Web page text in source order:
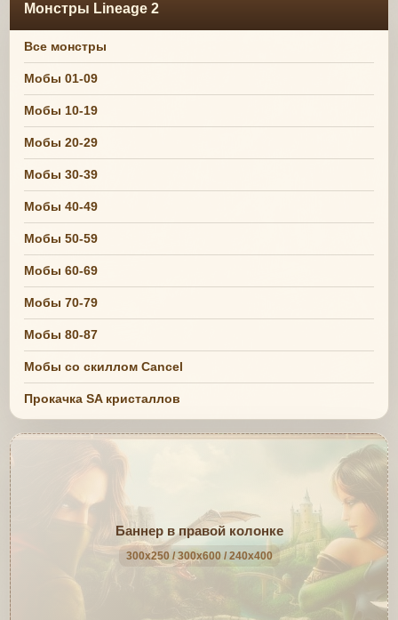
Монстры Lineage 2
Все монстры
Мобы 01-09
Мобы 10-19
Мобы 20-29
Мобы 30-39
Мобы 40-49
Мобы 50-59
Мобы 60-69
Мобы 70-79
Мобы 80-87
Мобы со скиллом Cancel
Прокачка SA кристаллов
Баннер в правой колонке
300x250 / 300x600 / 240x400